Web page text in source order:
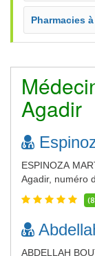
Pharmacies
Agadir
ESPINOZA
Agadir, numéro
ABDELLAH